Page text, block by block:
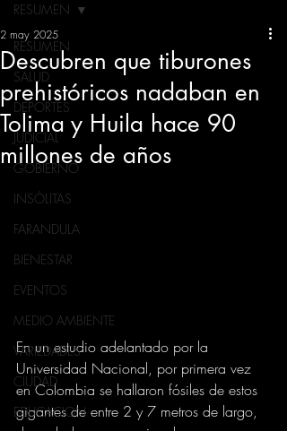
RESUMEN
SALUD
DEPORTES
JUDICIAL
GOBIERNO
INSÓLITAS
FARANDULA
BIENESTAR
EVENTOS
MEDIO AMBIENTE
VARIEDADES
CIUDAD
EDUCACION
RESUMEN
Descubren que tiburones
prehistóricos nadaban en
Tolima y Huila hace 90
millones de años
2 may 2025
En un estudio adelantado por la
Universidad Nacional, por primera vez
en Colombia se hallaron fósiles de estos
gigantes de entre 2 y 7 metros de largo,